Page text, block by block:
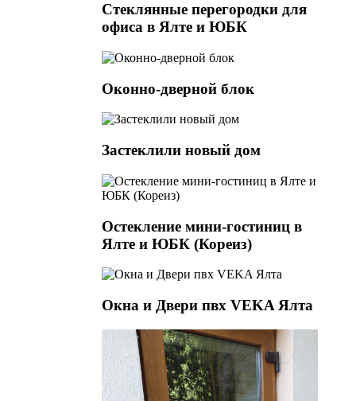
Стеклянные перегородки для
офиса в Ялте и ЮБК
Оконно-дверной блок
Застеклили новый дом
Остекление мини-гостиниц в
Ялте и ЮБК (Кореиз)
Окна и Двери пвх VEKA Ялта